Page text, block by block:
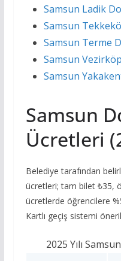
Samsun Ladik
Samsun
Samsun Terme
Samsun
Samsun
Samsun
Ücretleri
Belediye tarafından
ücretleri; tam bilet ₺35,
ücretlerde öğrencilere
Kartlı geçiş sistemi
2025 Yılı